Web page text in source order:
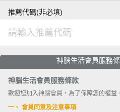
推薦代碼(非必填)
神腦生活會員服務
神腦生活會員服務條款
歡迎您加入神腦會員，為了保障您的權益
一、 會員同意及注意事項